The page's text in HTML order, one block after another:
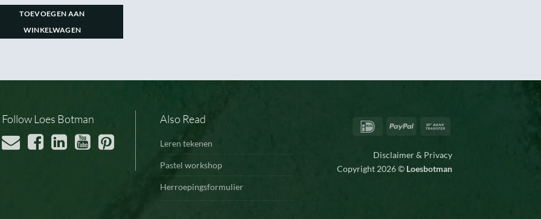
TOEVOEGEN AAN
WINKELWAGEN
Follow Loes Botman Also Read
Leren tekenen
Pastel workshop
Herroepingsformulier
IDeal PayPal
Disclaimer & Privacy
Copyright 2026 © Loesbotman